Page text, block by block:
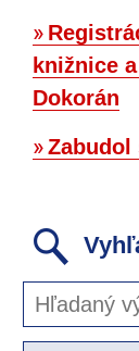
knižnice
Dokorán
Zabudol